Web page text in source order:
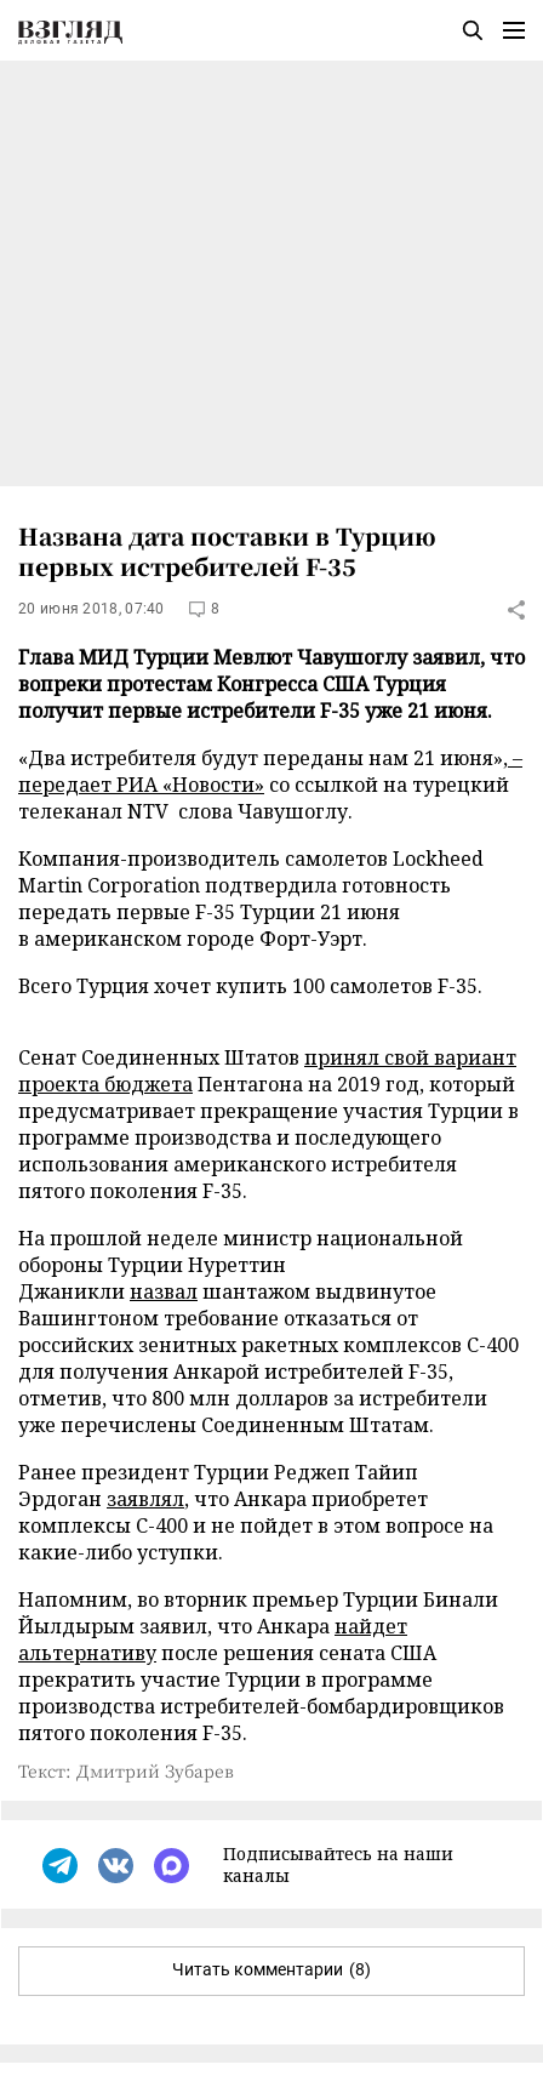
Названа дата поставки в Турцию
первых истребителей F-35
20 июня 2018, 07:40 8
Глава МИД Турции Мевлют Чавушоглу заявил, что
вопреки протестам Конгресса США Турция
получит первые истребители F-35 уже 21 июня.
«Два истребителя будут переданы нам 21 июня»,–
передаетРИА «Новости» со ссылкой на турецкий
телеканал NTV слова Чавушоглу.
Компания-производитель самолетов Lockheed
Martin Corporation подтвердила готовность
передать первые F-35 Турции 21 июня
в американском городе Форт-Уэрт.
Всего Турция хочет купить 100 самолетов F-35.
Сенат Соединенных Штатов принял свой вариант
проекта бюджетаПентагона на 2019 год, который
предусматривает прекращение участия Турции в
программе производства и последующего
использования американского истребителя
пятого поколения F-35.
На прошлой неделе министр национальной
обороны Турции Нуреттин
Джаниклиназвалшантажом выдвинутое
Вашингтоном требование отказаться от
российских зенитных ракетных комплексов С-400
для получения Анкарой истребителей F-35,
отметив, что 800 млн долларов за истребители
уже перечислены Соединенным Штатам.
Ранее президент Турции Реджеп Тайип
Эрдоган заявлял, что Анкара приобретет
комплексы С-400 и не пойдет в этом вопросе на
какие-либо уступки.
Напомним, во вторник премьер Турции Бинали
Йылдырым заявил, что Анкаранайдет
альтернативупосле решения сената США
прекратить участие Турции в программе
производства истребителей-бомбардировщиков
пятого поколения F-35.
Текст: Дмитрий Зубарев
Подписывайтесь на наши
каналы
Читать комментарии (8)